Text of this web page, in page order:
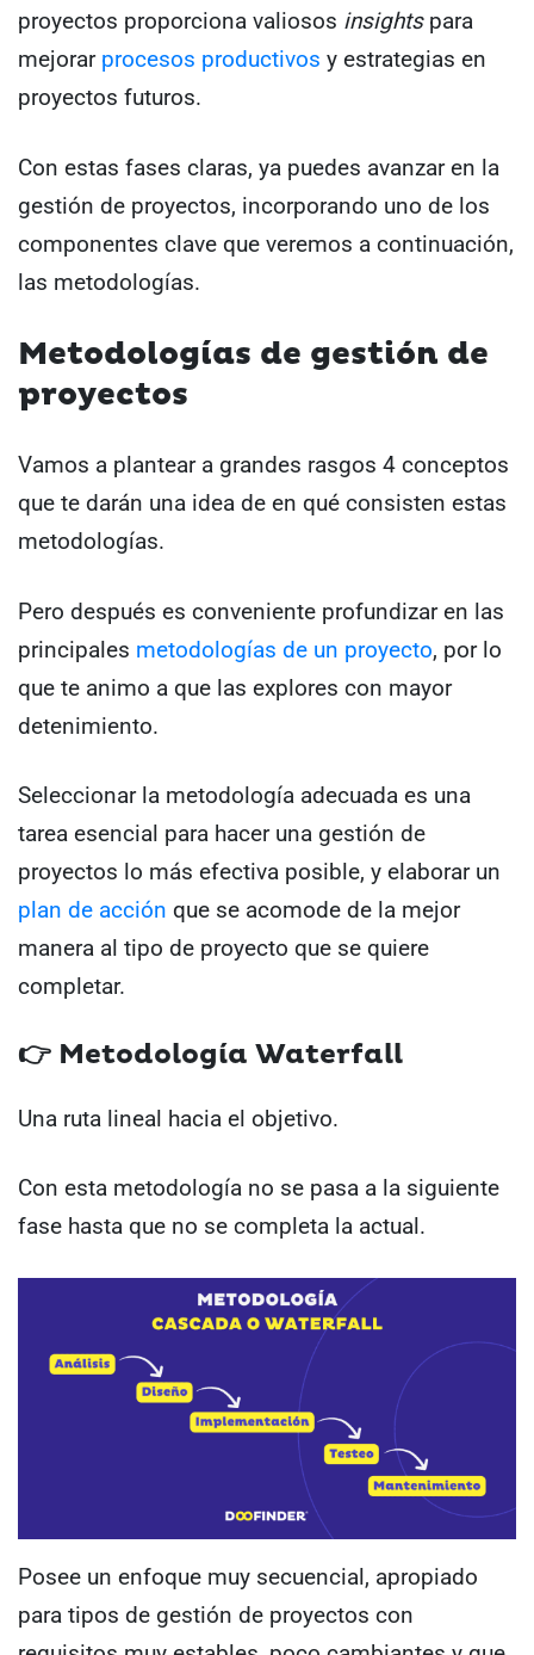
proyectos proporciona valiosos insightspara
mejorar procesos productivos y estrategias en
proyectos futuros.
Con estas fases claras, ya puedes avanzar en la
gestión de proyectos, incorporando uno de los
componentes clave que veremos a continuación,
las metodologías.
Metodologías de gestión de
proyectos
Vamos a plantear a grandes rasgos 4 conceptos
que te darán una idea de en qué consisten estas
metodologías.
Pero después es conveniente profundizar en las
principales metodologías de un proyecto, por lo
que te animo a que las explores con mayor
detenimiento.
Seleccionar la metodología adecuada es una
tarea esencial para hacer una gestión de
proyectos lo más efectiva posible, y elaborar un
plan de acción que se acomode de la mejor
manera al tipo de proyecto que se quiere
completar.
👉 Metodología Waterfall
Una ruta lineal hacia el objetivo.
Con esta metodología no se pasa a la siguiente
fase hasta que no se completa la actual.
Posee un enfoque muy secuencial, apropiado
para tipos de gestión de proyectos con